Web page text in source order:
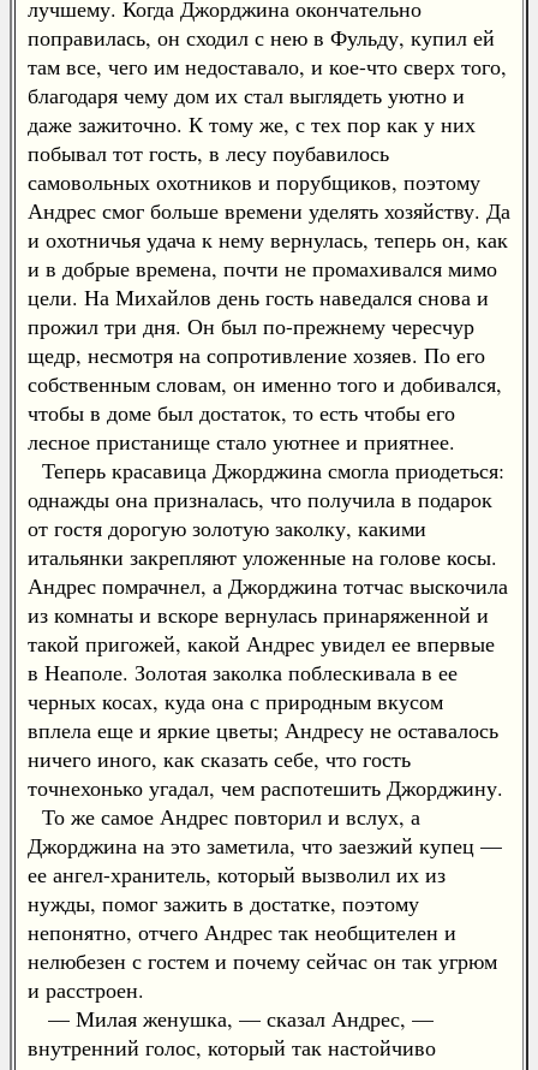
лучшему. Когда Джорджина окончательно
поправилась, он сходил с нею в Фульду, купил ей
там все, чего им недоставало, и кое-что сверх того,
благодаря чему дом их стал выглядеть уютно и
даже зажиточно. К тому же, с тех пор как у них
побывал тот гость, в лесу поубавилось
самовольных охотников и порубщиков, поэтому
Андрес смог больше времени уделять хозяйству. Да
и охотничья удача к нему вернулась, теперь он, как
и в добрые времена, почти не промахивался мимо
цели. На Михайлов день гость наведался снова и
прожил три дня. Он был по-прежнему чересчур
щедр, несмотря на сопротивление хозяев. По его
собственным словам, он именно того и добивался,
чтобы в доме был достаток, то есть чтобы его
лесное пристанище стало уютнее и приятнее.
Теперь красавица Джорджина смогла приодеться:
однажды она призналась, что получила в подарок
от гостя дорогую золотую заколку, какими
итальянки закрепляют уложенные на голове косы.
Андрес помрачнел, а Джорджина тотчас выскочила
из комнаты и вскоре вернулась принаряженной и
такой пригожей, какой Андрес увидел ее впервые
в Неаполе. Золотая заколка поблескивала в ее
черных косах, куда она с природным вкусом
вплела еще и яркие цветы; Андресу не оставалось
ничего иного, как сказать себе, что гость
точнехонько угадал, чем распотешить Джорджину.
То же самое Андрес повторил и вслух, а
Джорджина на это заметила, что заезжий купец —
ее ангел-хранитель, который вызволил их из
нужды, помог зажить в достатке, поэтому
непонятно, отчего Андрес так необщителен и
нелюбезен с гостем и почему сейчас он так угрюм
и расстроен.
— Милая женушка, — сказал Андрес, —
внутренний голос, который так настойчиво